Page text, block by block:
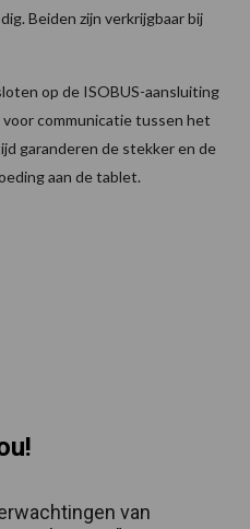
Beiden zijn verkrijgbaar bij
op de ISOBUS-aansluiting
communicatie tussen het
garanderen de stekker en de
aan de tablet.
van